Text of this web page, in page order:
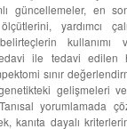
güncellemeler, en
yardımcı
kullanımı
ile tedavi edilen
sınır
gelişmeleri
yorumlamada
kanıta dayalı